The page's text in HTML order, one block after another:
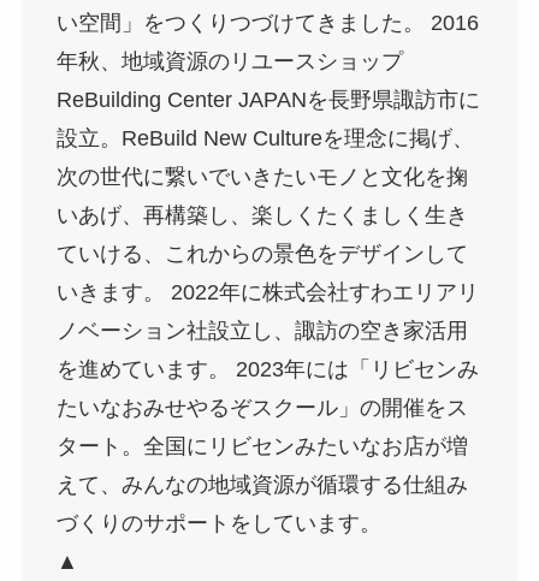
い空間」をつくりつづけてきました。 2016
年秋、地域資源のリユースショップ
ReBuilding Center JAPANを長野県諏訪市に
設立。ReBuild New Cultureを理念に掲げ、
次の世代に繋いでいきたいモノと文化を掬
いあげ、再構築し、楽しくたくましく生き
ていける、これからの景色をデザインして
いきます。 2022年に株式会社すわエリアリ
ノベーション社設立し、諏訪の空き家活用
を進めています。 2023年には「リビセンみ
たいなおみせやるぞスクール」の開催をス
タート。全国にリビセンみたいなお店が増
えて、みんなの地域資源が循環する仕組み
づくりのサポートをしています。
▲